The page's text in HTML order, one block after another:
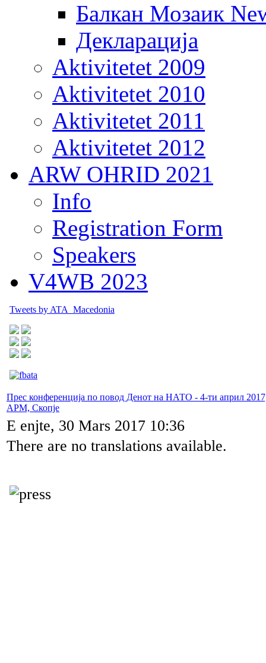
Балкан Мозаик
Декларација
Aktivitetet 2009
Aktivitetet 2010
Aktivitetet 2011
Aktivitetet 2012
ARW OHRID 2021
Info
Registration Form
Speakers
V4WB 2023
Tweets by ATA_Macedonia
Прес конференција по повод Денот на НАТО - 4-ти април
АРМ, Скопје
E enjte, 30 Mars 2017 10:36
There are no translations available.